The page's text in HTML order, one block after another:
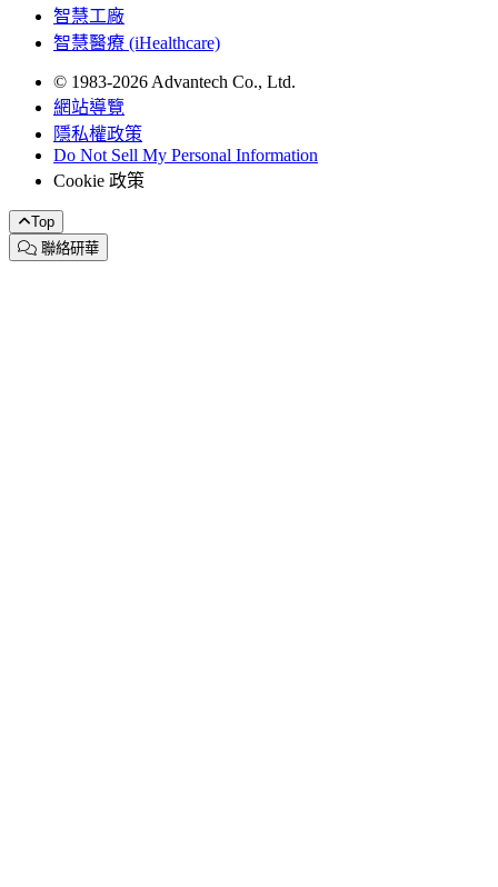
智慧工廠
智慧醫療 (iHealthcare)
© 1983-2026 Advantech Co., Ltd.
網站導覽
隱私權政策
Do Not Sell My Personal Information
Cookie 政策
Top
聯絡研華